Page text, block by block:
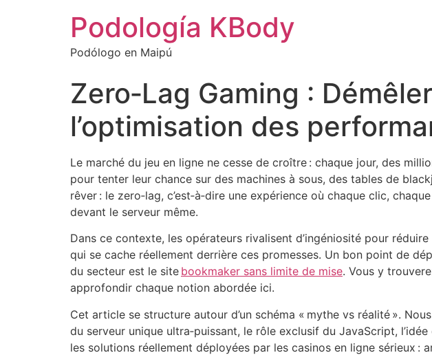
Podología KBody
Podólogo en Maipú
Zero‑Lag Gaming :
l’optimisation des
Le marché du jeu en ligne ne cesse de croître : chaque jour, des
pour tenter leur chance sur des machines à sous, des tables de
rêver : le zero‑lag, c’est‑à‑dire une expérience où chaque clic,
devant le serveur même.
Dans ce contexte, les opérateurs rivalisent d’ingéniosité pour
qui se cache réellement derrière ces promesses. Un bon point de
du secteur est le site bookmaker sans limite de mise. Vous y
approfondir chaque notion abordée ici.
Cet article se structure autour d’un schéma « mythe vs réalité ».
du serveur unique ultra‑puissant, le rôle exclusif du JavaScript,
les solutions réellement déployées par les casinos en ligne sérieux